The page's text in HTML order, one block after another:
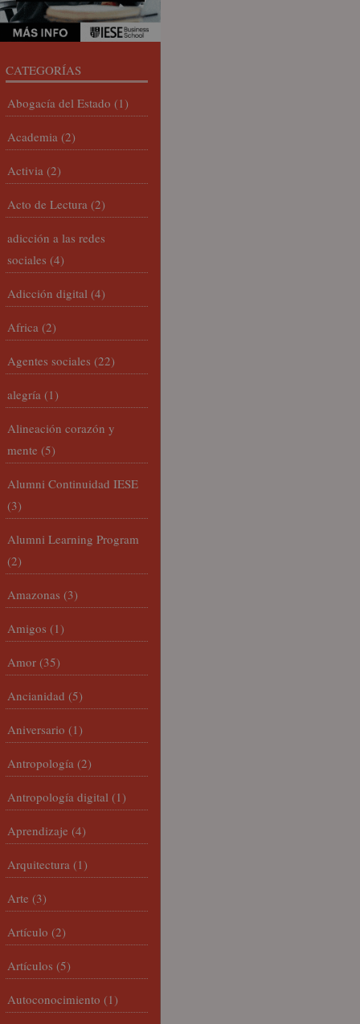
CATEGORÍAS
Abogacía del Estado (1)
Academia (2)
Activia (2)
Acto de Lectura (2)
adicción a las redes
sociales (4)
Adicción digital (4)
Africa (2)
Agentes sociales (22)
alegría (1)
Alineación corazón y
mente (5)
Alumni Continuidad IESE
(3)
Alumni Learning Program
(2)
Amazonas (3)
Amigos (1)
Amor (35)
Ancianidad (5)
Aniversario (1)
Antropología (2)
Antropología digital (1)
Aprendizaje (4)
Arquitectura (1)
Arte (3)
Artículo (2)
Artículos (5)
Autoconocimiento (1)